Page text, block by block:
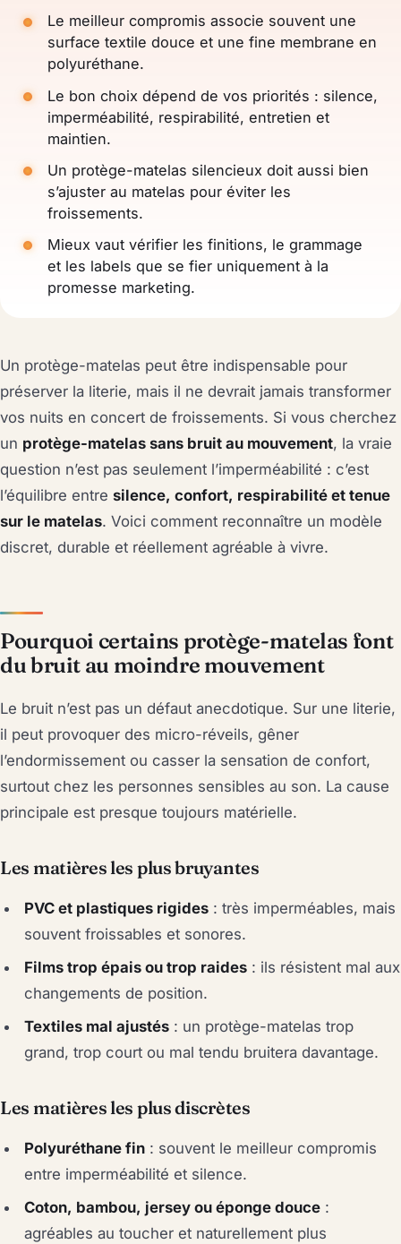
Le meilleur compromis associe souvent une
surface textile douce et une fine membrane en
polyuréthane.
Le bon choix dépend de vos priorités : silence,
imperméabilité, respirabilité, entretien et
maintien.
Un protège-matelas silencieux doit aussi bien
s’ajuster au matelas pour éviter les
froissements.
Mieux vaut vérifier les finitions, le grammage
et les labels que se fier uniquement à la
promesse marketing.
Un protège-matelas peut être indispensable pour
préserver la literie, mais il ne devrait jamais transformer
vos nuits en concert de froissements. Si vous cherchez
un protège-matelas sans bruit au mouvement, la vraie
question n’est pas seulement l’imperméabilité : c’est
l’équilibre entre silence, confort, respirabilité et tenue
sur le matelas. Voici comment reconnaître un modèle
discret, durable et réellement agréable à vivre.
Pourquoi certains protège-matelas font
du bruit au moindre mouvement
Le bruit n’est pas un défaut anecdotique. Sur une literie,
il peut provoquer des micro-réveils, gêner
l’endormissement ou casser la sensation de confort,
surtout chez les personnes sensibles au son. La cause
principale est presque toujours matérielle.
Les matières les plus bruyantes
PVC et plastiques rigides : très imperméables, mais
souvent froissables et sonores.
Films trop épais ou trop raides : ils résistent mal aux
changements de position.
Textiles mal ajustés : un protège-matelas trop
grand, trop court ou mal tendu bruitera davantage.
Les matières les plus discrètes
Polyuréthane fin : souvent le meilleur compromis
entre imperméabilité et silence.
Coton, bambou, jersey ou éponge douce :
agréables au toucher et naturellement plus